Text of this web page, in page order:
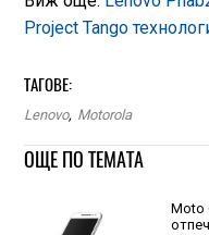
Project Tango
ТАГОВЕ:
Lenovo, Motorola
ОЩЕ ПО ТЕМАТА
Moto